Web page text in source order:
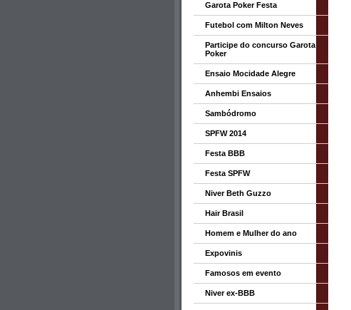
Garota Poker Festa
Futebol com Milton Neves
Participe do concurso Garota
Poker
Ensaio Mocidade Alegre
Anhembi Ensaios
Sambódromo
SPFW 2014
Festa BBB
Festa SPFW
Niver Beth Guzzo
Hair Brasil
Homem e Mulher do ano
Expovinis
Famosos em evento
Niver ex-BBB